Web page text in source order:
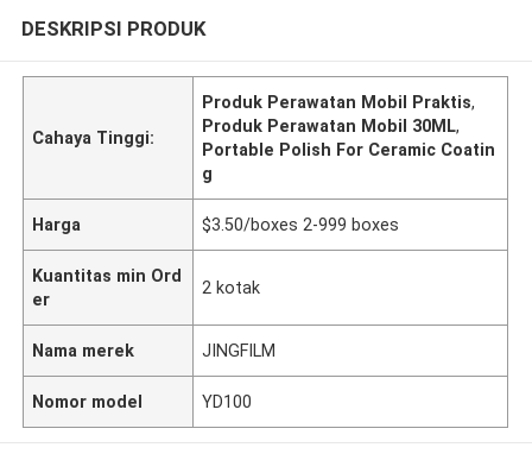
DESKRIPSI PRODUK
Cahaya Tinggi:
Produk Perawatan Mobil Praktis,
Produk Perawatan Mobil 30ML,
Portable Polish For Ceramic Coatin
g
Harga $3.50/boxes 2-999 boxes
Kuantitas min Ord
er
2 kotak
Nama merek JINGFILM
Nomor model YD100